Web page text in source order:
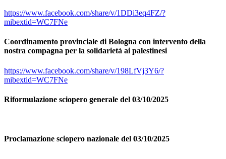
https://www.facebook.com/share/v/1DDi3eq4FZ/?
mibextid=WC7FNe
Coordinamento provinciale di Bologna con intervento della
nostra compagna per la solidarietà ai palestinesi
https://www.facebook.com/share/v/198LfVj3Y6/?
mibextid=WC7FNe
Riformulazione sciopero generale del 03/10/2025
Proclamazione sciopero nazionale del 03/10/2025